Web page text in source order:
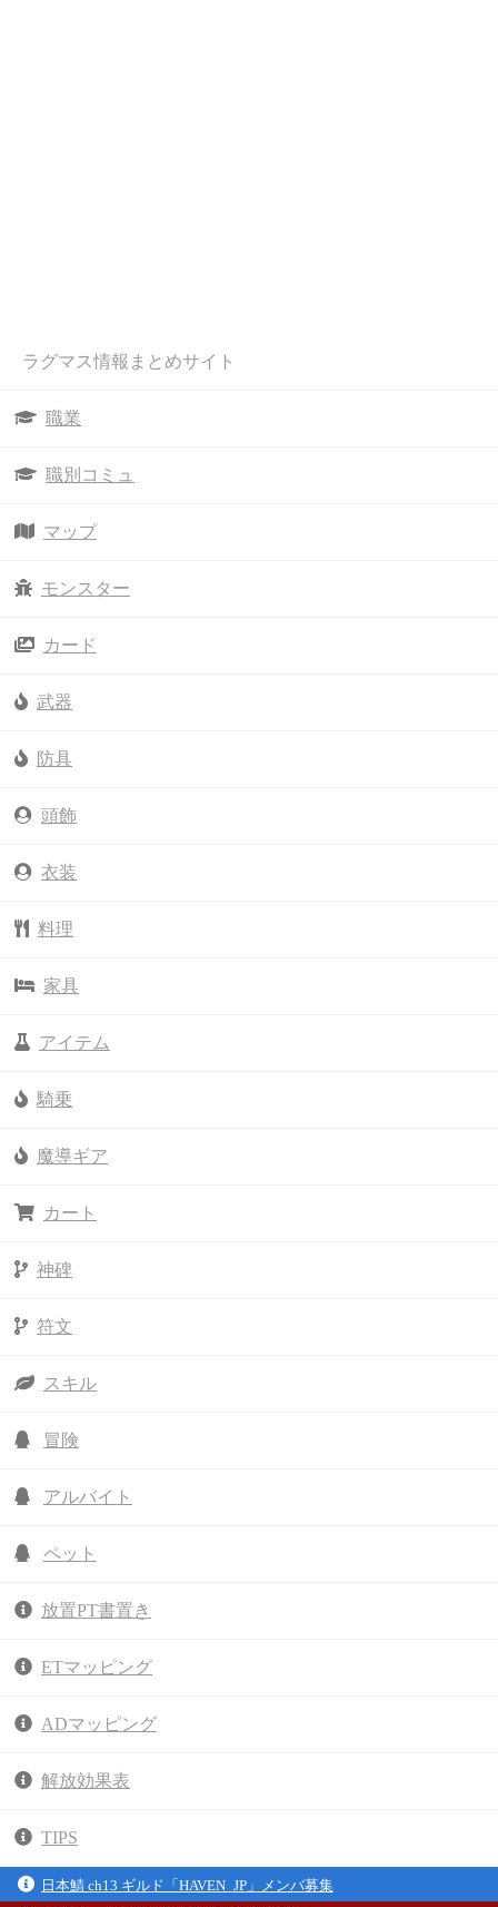
ラグマス情報まとめサイト
職業
職別コミュ
マップ
モンスター
カード
武器
防具
頭飾
衣装
料理
家具
アイテム
騎乗
魔導ギア
カート
神碑
符文
スキル
冒険
アルバイト
ペット
放置PT書置き
ETマッピング
ADマッピング
解放効果表
TIPS
日本鯖 ch13 ギルド「HAVEN_JP」メンバ募集